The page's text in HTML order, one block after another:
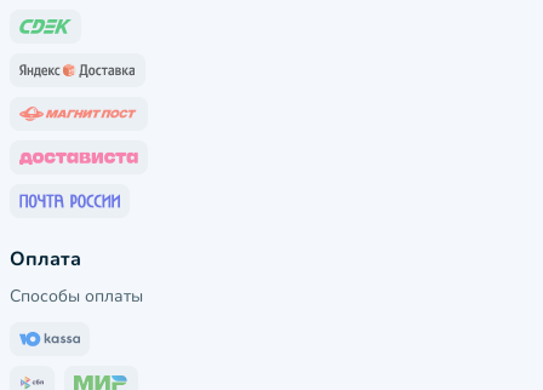
Оплата
Способы оплаты